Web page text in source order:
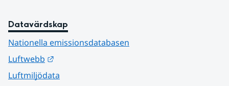
Datavärdskap
Nationella emissionsdatabasen
Luftwebb
Luftmiljödata